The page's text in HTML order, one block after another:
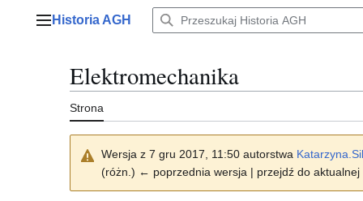
Menu główne
Historia AGH
Elektromechanika
Strona
Wersja z 7 gru 2017, 11:50 autorstwa
(różn.) ← poprzednia wersja | przejdź do